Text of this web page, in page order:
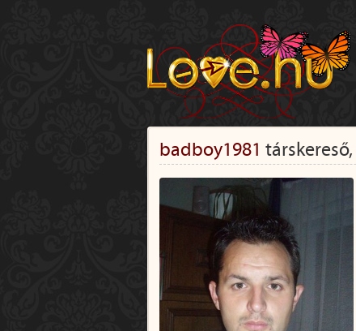
badboy1981 társkereső,